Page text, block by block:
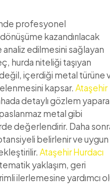
profesyonel
kazandırılacak
edilmesini sağlayan
hurda niteliği taşıyan
değil, içerdiği metal türüne
kapsar. Ataşehir
detaylı gözlem
metal gibi
değerlendirir. Daha
belirlenir ve uygun
Ataşehir Hurdacı
yaklaşım, geri
ilerlemesine yardımcı